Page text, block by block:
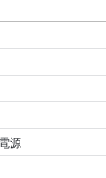
源